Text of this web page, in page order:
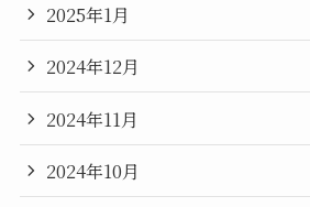
2025年1月
2024年12月
2024年11月
2024年10月